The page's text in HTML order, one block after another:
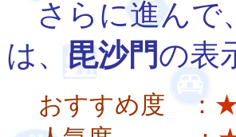
さらに進んで、
は、毘沙門の表
おすすめ度 ：